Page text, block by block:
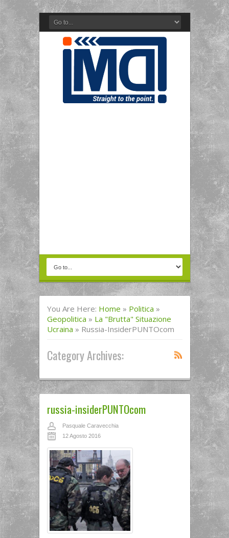
You Are Here: Home » Politica »
Geopolitica » La "brutta" Situazione
Ucraina » Russia-InsiderPUNTOcom
Category Archives:
russia-insiderPUNTOcom
Pasquale Caravecchia
12 Agosto 2016